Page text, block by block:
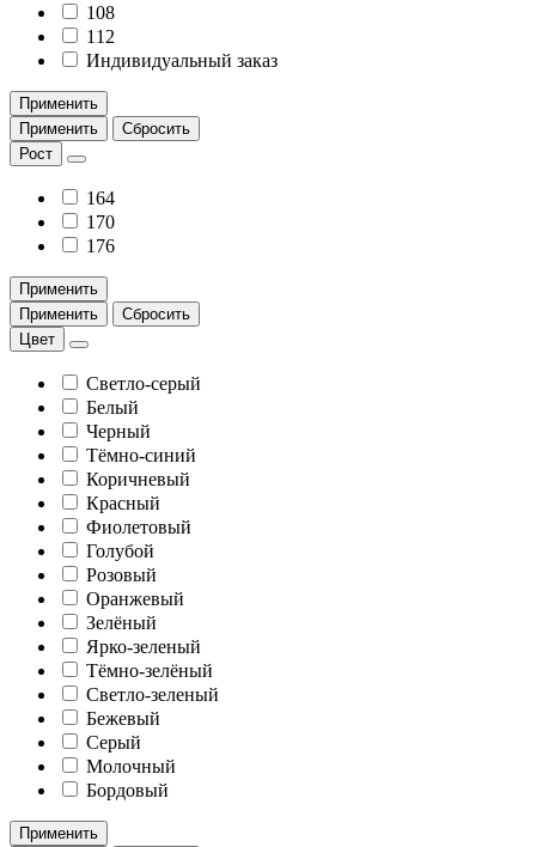
108
112
Индивидуальный заказ
Применить
Применить
Сбросить
Рост
164
170
176
Применить
Применить
Сбросить
Цвет
Светло-серый
Белый
Черный
Тёмно-синий
Коричневый
Красный
Фиолетовый
Голубой
Розовый
Оранжевый
Зелёный
Ярко-зеленый
Тёмно-зелёный
Светло-зеленый
Бежевый
Серый
Молочный
Бордовый
Применить